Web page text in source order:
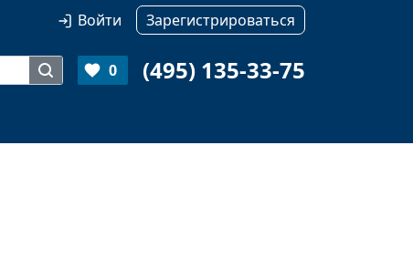
Войти Зарегистрироваться
0 (495) 135-33-75